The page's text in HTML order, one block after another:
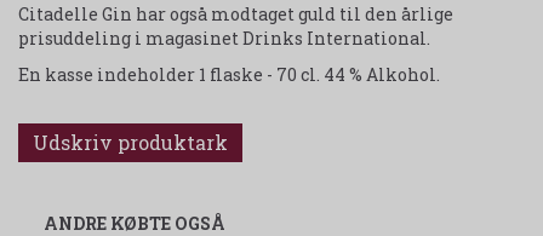
Citadelle Gin har også modtaget guld til den årlige
prisuddeling i magasinet Drinks International.
En kasse indeholder 1 flaske - 70 cl. 44 % Alkohol.
Udskriv produktark
ANDRE KØBTE OGSÅ